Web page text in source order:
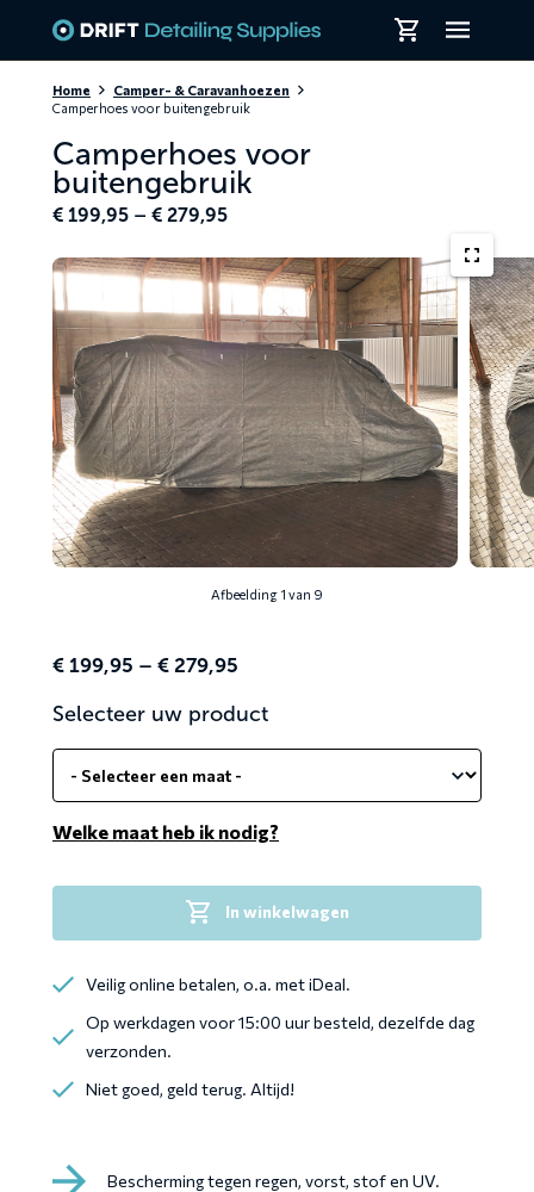
Home
Camper- & Caravanhoezen
Camperhoes voor buitengebruik
Camperhoes voor
buitengebruik
€ 199,95 – € 279,95Price
€ 199,95
through
€ 279,95
Afbeelding 1 van 9
€ 199,95 – € 279,95
€ 199,95
through
€ 279,95
Selecteer uw product
Welke maat heb ik nodig?
In winkelwagen
Veilig online betalen, o.a. met iDeal.
Op werkdagen voor 15:00 uur besteld, dezelfde dag
verzonden.
Niet goed, geld terug. Altijd!
Bescherming tegen regen, vorst, stof en UV.